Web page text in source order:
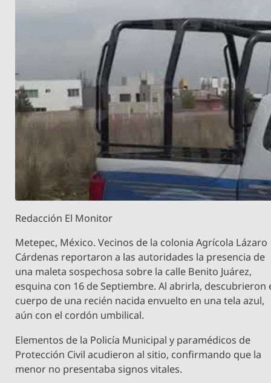
Redacción El Monitor
Metepec, México. Vecinos de la colonia Agrícola Lázaro
Cárdenas reportaron a las autoridades la presencia de
una maleta sospechosa sobre la calle Benito Juárez,
esquina con 16 de Septiembre. Al abrirla, descubrieron
cuerpo de una recién nacida envuelto en una tela azul,
aún con el cordón umbilical.
Elementos de la Policía Municipal y paramédicos de
Protección Civil acudieron al sitio, confirmando que la
menor no presentaba signos vitales.